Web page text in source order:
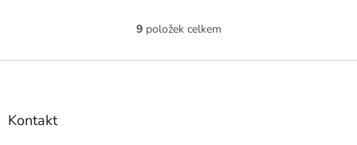
O
l
9položek celkem
Z
Kontakt